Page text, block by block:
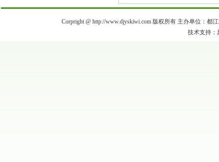
Corpright @ http://www.djyskiwi.com 版权所有 主办单位：都
技术支持：